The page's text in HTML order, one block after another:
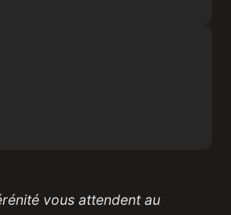
vous attendent au